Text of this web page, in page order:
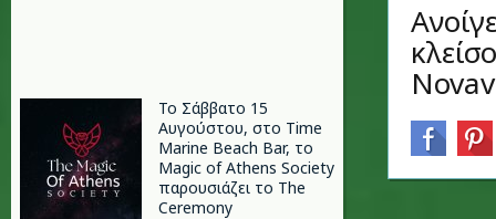
Το Σάββατο 15
Αυγούστου, στο Time
Marine Beach Bar, το
Magic of Athens Society
παρουσιάζει το The
Ceremony